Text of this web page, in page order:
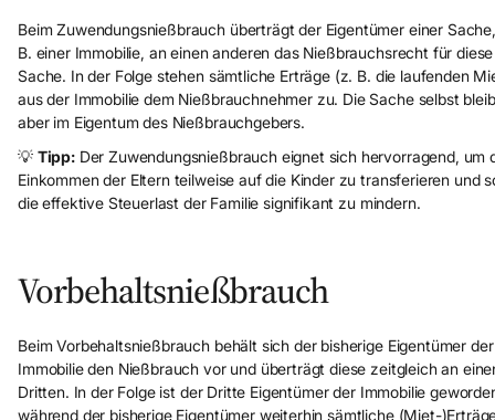
Beim Zuwendungsnießbrauch überträgt der Eigentümer einer
B. einer Immobilie, an einen anderen das Nießbrauchsrecht für diese
Sache. In der Folge stehen sämtliche Erträge (z. B. die laufenden
aus der Immobilie dem Nießbrauchnehmer zu. Die Sache selbst
aber im Eigentum des Nießbrauchgebers.
💡 Tipp:Der Zuwendungsnießbrauch eignet sich hervorragend, um
Einkommen der Eltern teilweise auf die Kinder zu transferieren und
die effektive Steuerlast der Familie signifikant zu mindern.
Vorbehaltsnießbrauch
Beim Vorbehaltsnießbrauch behält sich der bisherige Eigentümer der
Immobilie den Nießbrauch vor und überträgt diese zeitgleich an
Dritten. In der Folge ist der Dritte Eigentümer der Immobilie
während der bisherige Eigentümer weiterhin sämtliche (Miet-